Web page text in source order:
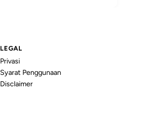
LEGAL
Privasi
Syarat Penggunaan
Disclaimer